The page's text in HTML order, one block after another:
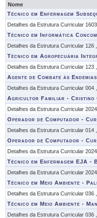
Nome
Técnico em Enfermagem
Detalhes da Estrutura Curricular
Técnico em Informática
Detalhes da Estrutura Curricular 126
Técnico em Agropecuária
Detalhes da Estrutura Curricular 123
Agente de Combate às
Detalhes da Estrutura Curricular 004
Agricultor Familiar - Cristino
Detalhes da Estrutura Curricular
Operador de Computador -
Detalhes da Estrutura Curricular 014
Operador de Computador -
Detalhes da Estrutura Curricular
Técnico em Enfermagem EJA -
Detalhes da Estrutura Curricular
Técnico em Meio Ambiente -
Detalhes da Estrutura Curricular 036
Técnico em Meio Ambiente -
Detalhes da Estrutura Curricular 036